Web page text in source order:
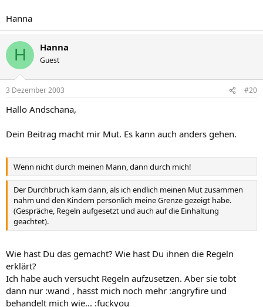
Hanna
H Hanna
Guest
3 Dezember 2003 #20
Hallo Andschana,
Dein Beitrag macht mir Mut. Es kann auch anders gehen.
Wenn nicht durch meinen Mann, dann durch mich!
Der Durchbruch kam dann, als ich endlich meinen Mut zusammen
nahm und den Kindern persönlich meine Grenze gezeigt habe.
(Gespräche, Regeln aufgesetzt und auch auf die Einhaltung
geachtet).
Wie hast Du das gemacht? Wie hast Du ihnen die Regeln
erklärt?
Ich habe auch versucht Regeln aufzusetzen. Aber sie tobt
dann nur :wand , hasst mich noch mehr :angryfire und
behandelt mich wie... :fuckyou